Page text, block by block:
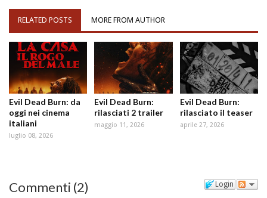
RELATED POSTS MORE FROM AUTHOR
Evil Dead Burn: da
oggi nei cinema
italiani
luglio 08, 2026
Evil Dead Burn:
rilasciati 2 trailer
maggio 11, 2026
Evil Dead Burn:
rilasciato il teaser
aprile 27, 2026
Login
Commenti (2)